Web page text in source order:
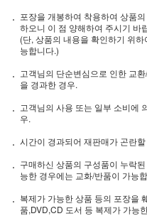
포장을 개봉하여 착용하여 상품
하오니 이 점 양해하여 주시기 바
(단, 상품의 내용을 확인하기 위
능합니다.)
고객님의 단순변심으로 인한 교
을 경과한 경우.
고객님의 사용 또는 일부 소비에
우.
시간이 경과되어 재판매가 곤란
구매하신 상품의 구성품이 누락
능한 경우에는 교화/반품이 가능
복제가 가능한 상품 등의 포장을
품,DVD,CD 도서 등 복제가 가능